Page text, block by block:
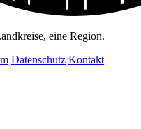
eine Region.
Datenschutz Kontakt